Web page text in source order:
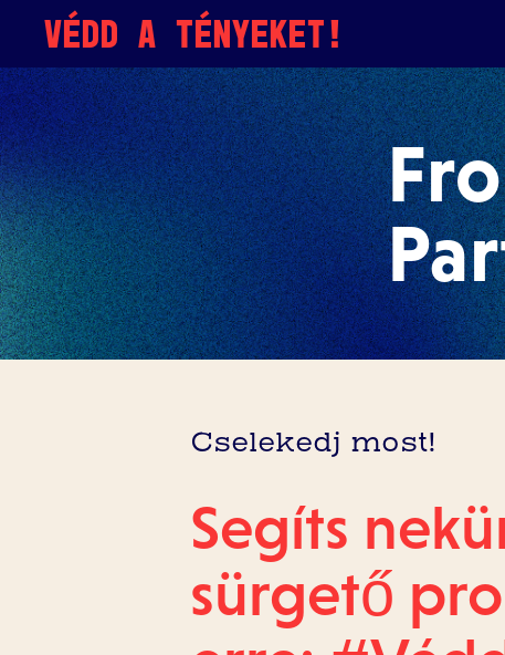
Skip to content
VÉDD A TÉNYEKET!
Cselekedj most!
Segíts
sürgető